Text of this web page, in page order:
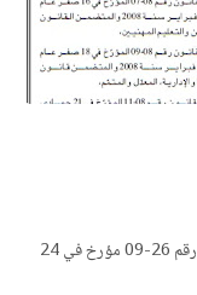
قانون رقم 26-09 يتضمن قانون المرور PDF قانون رقم 26-09 مؤرخ في 24